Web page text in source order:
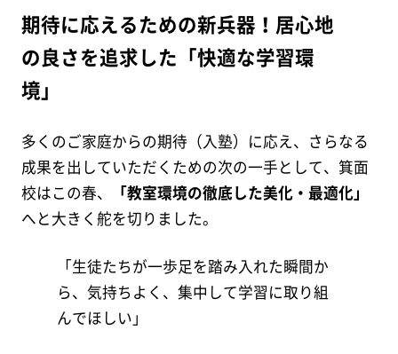
期待に応えるための新兵器！居心地
の良さを追求した「快適な学習環
境」
多くのご家庭からの期待（入塾）に応え、さらなる
成果を出していただくための次の一手として、箕面
校はこの春、
「教室環境の徹底した美化・最適化」
へと大きく舵を切りました。
「生徒たちが一歩足を踏み入れた瞬間か
ら、気持ちよく、集中して学習に取り組
んでほしい」